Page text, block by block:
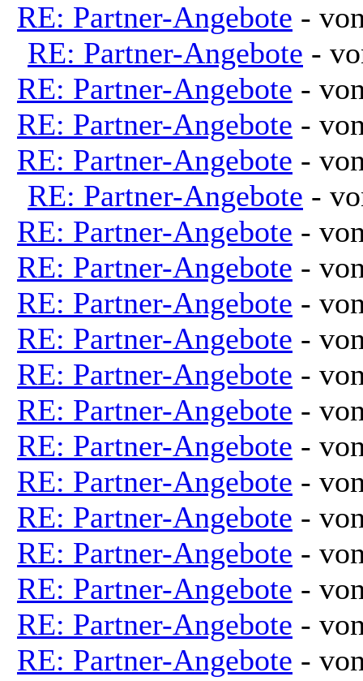
RE: Partner-Angebote -
RE: Partner-Angebote -
RE: Partner-Angebote -
RE: Partner-Angebote -
RE: Partner-Angebote -
RE: Partner-Angebote -
RE: Partner-Angebote -
RE: Partner-Angebote -
RE: Partner-Angebote -
RE: Partner-Angebote -
RE: Partner-Angebote -
RE: Partner-Angebote -
RE: Partner-Angebote -
RE: Partner-Angebote -
RE: Partner-Angebote -
RE: Partner-Angebote -
RE: Partner-Angebote -
RE: Partner-Angebote -
RE: Partner-Angebote -